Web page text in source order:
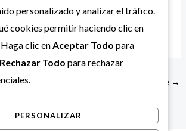
de la subregión Guajira.
Entrada siguiente →
personalizado y analizar el tráfico.
cookies permitir haciendo clic en
Haga clic enAceptar Todo para
Rechazar Todo para rechazar
PERSONALIZAR